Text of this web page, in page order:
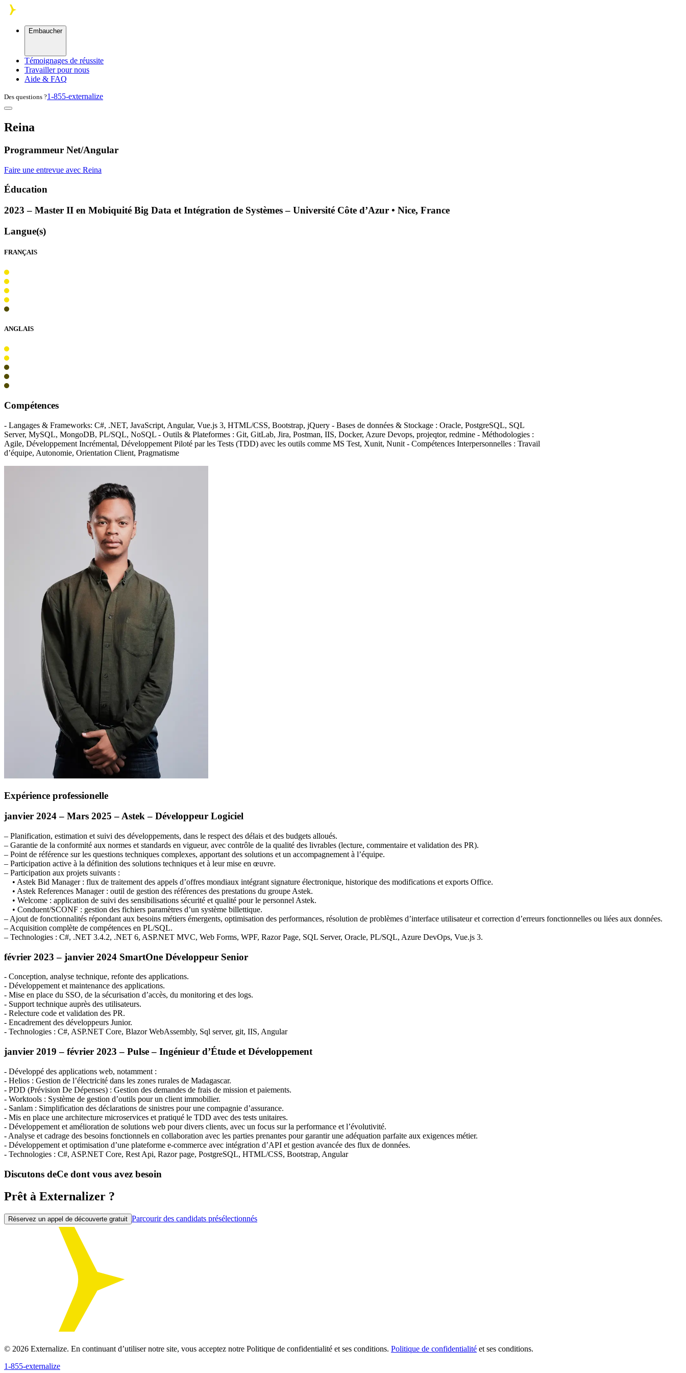
Skip to main content
Embaucher
Témoignages de réussite
Travailler pour nous
Aide & FAQ
Des questions ?1-855-externalize
Reina
Programmeur Net/Angular
Faire une entrevue avec Reina
Éducation
2023 – Master II en Mobiquité Big Data et Intégration de Systèmes – Université Côte d’Azur • Nice, France
Langue(s)
FRANÇAIS
ANGLAIS
Compétences
- Langages & Frameworks: C#, .NET, JavaScript, Angular, Vue.js 3, HTML/CSS, Bootstrap, jQuery - Bases de données & Stockage : Oracle, PostgreSQL, SQL
Server, MySQL, MongoDB, PL/SQL, NoSQL - Outils & Plateformes : Git, GitLab, Jira, Postman, IIS, Docker, Azure Devops, projeqtor, redmine - Méthodologies :
Agile, Développement Incrémental, Développement Piloté par les Tests (TDD) avec les outils comme MS Test, Xunit, Nunit - Compétences Interpersonnelles : Travail
d’équipe, Autonomie, Orientation Client, Pragmatisme
Expérience professionelle
janvier 2024 – Mars 2025 – Astek – Développeur Logiciel
– Planification, estimation et suivi des développements, dans le respect des délais et des budgets alloués.
– Garantie de la conformité aux normes et standards en vigueur, avec contrôle de la qualité des livrables (lecture, commentaire et validation des PR).
– Point de référence sur les questions techniques complexes, apportant des solutions et un accompagnement à l’équipe.
– Participation active à la définition des solutions techniques et à leur mise en œuvre.
– Participation aux projets suivants :
• Astek Bid Manager : flux de traitement des appels d’offres mondiaux intégrant signature électronique, historique des modifications et exports Office.
• Astek References Manager : outil de gestion des références des prestations du groupe Astek.
• Welcome : application de suivi des sensibilisations sécurité et qualité pour le personnel Astek.
• Conduent/SCONF : gestion des fichiers paramètres d’un système billettique.
– Ajout de fonctionnalités répondant aux besoins métiers émergents, optimisation des performances, résolution de problèmes d’interface utilisateur et correction d’erreurs fonctionnelles ou liées aux données.
– Acquisition complète de compétences en PL/SQL.
– Technologies : C#, .NET 3.4.2, .NET 6, ASP.NET MVC, Web Forms, WPF, Razor Page, SQL Server, Oracle, PL/SQL, Azure DevOps, Vue.js 3.
février 2023 – janvier 2024 SmartOne Développeur Senior
- Conception, analyse technique, refonte des applications.
- Développement et maintenance des applications.
- Mise en place du SSO, de la sécurisation d’accès, du monitoring et des logs.
- Support technique auprès des utilisateurs.
- Relecture code et validation des PR.
- Encadrement des développeurs Junior.
- Technologies : C#, ASP.NET Core, Blazor WebAssembly, Sql server, git, IIS, Angular
janvier 2019 – février 2023 – Pulse – Ingénieur d’Étude et Développement
- Développé des applications web, notamment :
- Helios : Gestion de l’électricité dans les zones rurales de Madagascar.
- PDD (Prévision De Dépenses) : Gestion des demandes de frais de mission et paiements.
- Worktools : Système de gestion d’outils pour un client immobilier.
- Sanlam : Simplification des déclarations de sinistres pour une compagnie d’assurance.
- Mis en place une architecture microservices et pratiqué le TDD avec des tests unitaires.
- Développement et amélioration de solutions web pour divers clients, avec un focus sur la performance et l’évolutivité.
- Analyse et cadrage des besoins fonctionnels en collaboration avec les parties prenantes pour garantir une adéquation parfaite aux exigences métier.
- Développement et optimisation d’une plateforme e-commerce avec intégration d’API et gestion avancée des flux de données.
- Technologies : C#, ASP.NET Core, Rest Api, Razor page, PostgreSQL, HTML/CSS, Bootstrap, Angular
Discutons deCe dont vous avez besoin
Prêt à Externalizer ?
Réservez un appel de découverte gratuit Parcourir des candidats présélectionnés
© 2026 Externalize. En continuant d’utiliser notre site, vous acceptez notre Politique de confidentialité et ses conditions. Politique de confidentialité et ses conditions.
1-855-externalize